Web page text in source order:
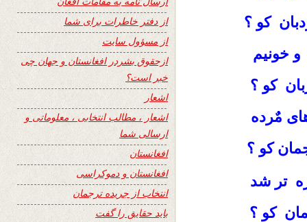
کو ؟
خونیم
کو ؟
مٌرده
کو ؟
تر شد
کو ؟
از دفتر خاطرات برای شما
از مسؤول سایت
ازحقوق بشردر افغانستان و جهان چی
خبر است؟
اشعار
اشعار ، مطالب انتخابی ، معلوماتی و
ارسالی شما
افغانستان
افغانستان و دموکراسی
انتخاب از جریده ترجمان
باید حقایق را گفت